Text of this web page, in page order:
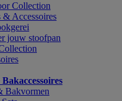
Collection
& Accessoires
jouw stoofpan
Bakvormen